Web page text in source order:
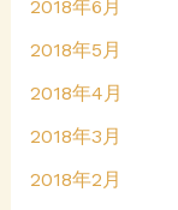
2018年6月
2018年5月
2018年4月
2018年3月
2018年2月